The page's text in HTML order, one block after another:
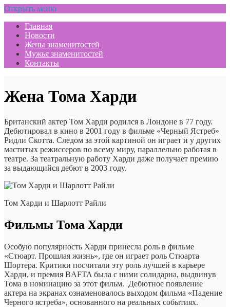
Открыть меню
Главная
Новости
Жены знаменитостей
Мужья знаменитостей
Контакты
Жена Тома Харди
Британский актер Том Харди родился в Лондоне в 77 году.
Дебютировал в кино в 2001 году в фильме «Черный Ястреб»
Ридли Скотта. Следом за этой картиной он играет и у других
маститых режиссеров по всему миру, параллельно работая в
театре. За театральную работу Харди даже получает премию
за выдающийся дебют в 2003 году.
Том Харди и Шарлотт Райли
Фильмы Тома Харди
Особую популярность Харди принесла роль в фильме
«Стюарт. Прошлая жизнь», где он играет роль Стюарта
Шортера. Критики посчитали эту роль лучшей в карьере
Харди, и премия BAFTA была с ними солидарна, выдвинув
Тома в номинацию за этот фильм. Дебютное появление
актера на экранах ознаменовалось выходом фильма «Падение
Черного ястреба», основанного на реальных событиях.